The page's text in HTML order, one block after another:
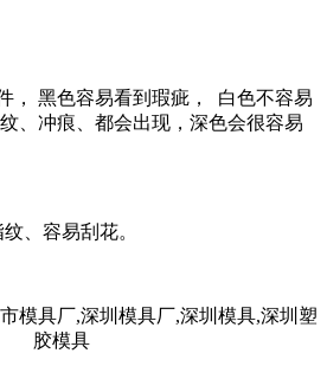
， 黑色容易看到瑕疵， 白色不容易
、冲痕、都会出现，深色会很容易
、容易刮花。